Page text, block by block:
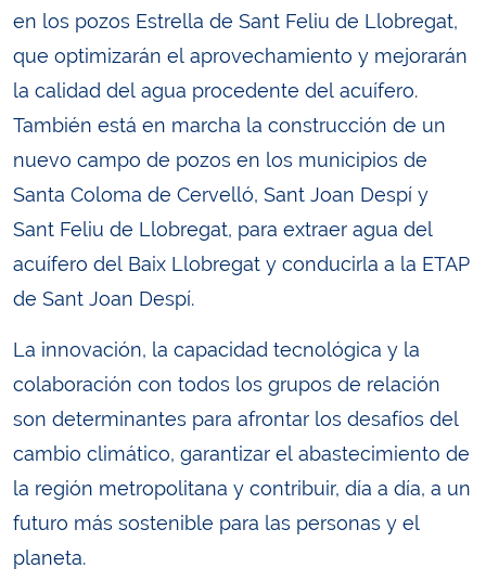
en los pozos Estrella de Sant Feliu de Llobregat,
que optimizarán el aprovechamiento y mejorarán
la calidad del agua procedente del acuífero.
También está en marcha la construcción de un
nuevo campo de pozos en los municipios de
Santa Coloma de Cervelló, Sant Joan Despí y
Sant Feliu de Llobregat, para extraer agua del
acuífero del Baix Llobregat y conducirla a la ETAP
de Sant Joan Despí.
La innovación, la capacidad tecnológica y la
colaboración con todos los grupos de relación
son determinantes para afrontar los desafíos del
cambio climático, garantizar el abastecimiento de
la región metropolitana y contribuir, día a día, a un
futuro más sostenible para las personas y el
planeta.